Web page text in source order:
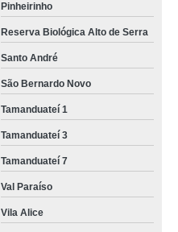
Pinheirinho
Reserva Biológica Alto de Serra
Santo André
São Bernardo Novo
Tamanduateí 1
Tamanduateí 3
Tamanduateí 7
Val Paraíso
Vila Alice